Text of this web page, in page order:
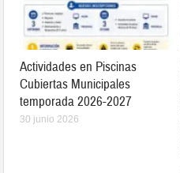
Actividades en Piscinas
Cubiertas Municipales
temporada 2026-2027
30 junio 2026